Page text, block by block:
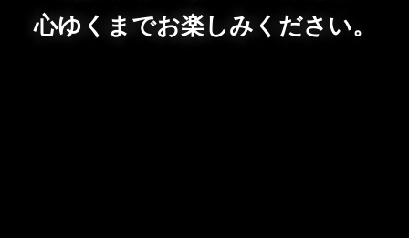
心ゆくまでお楽しみください。